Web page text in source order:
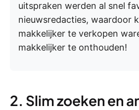
uitspraken werden al snel
nieuwsredacties, waardoor
makkelijker te verkopen
makkelijker te onthouden!
2. Slim zoeken en